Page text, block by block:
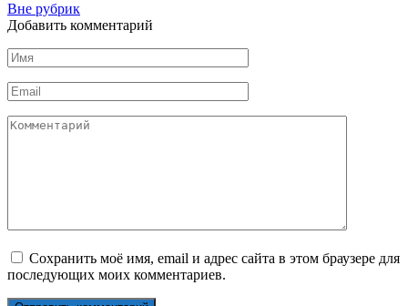
Вне рубрик
Добавить комментарий
Имя
Email
Комментарий
Сохранить моё имя, email и адрес сайта в этом браузере для
последующих моих комментариев.